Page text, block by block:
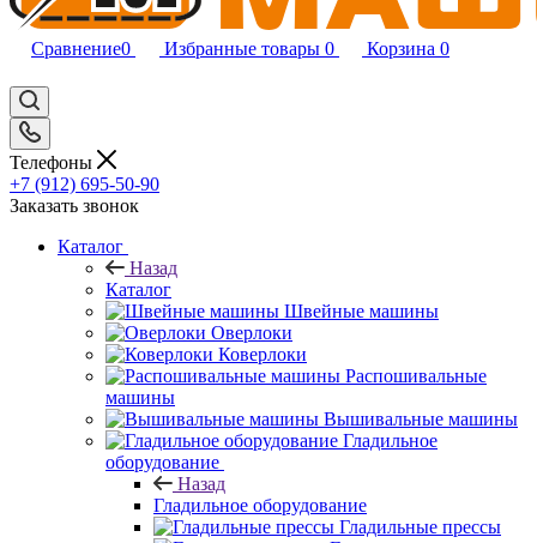
Сравнение0 Избранные товары 0 Корзина 0
Телефоны
+7 (912) 695-50-90
Заказать звонок
Каталог
Назад
Каталог
Швейные машины
Оверлоки
Коверлоки
Распошивальные
машины
Вышивальные машины
Гладильное
оборудование
Назад
Гладильное оборудование
Гладильные прессы